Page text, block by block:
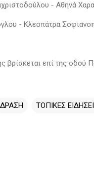
- Αθηνά
- Κλεοπάτρα
βρίσκεται επί της
ΔΡΑΣΗ ΤΟΠΙΚΕΣ